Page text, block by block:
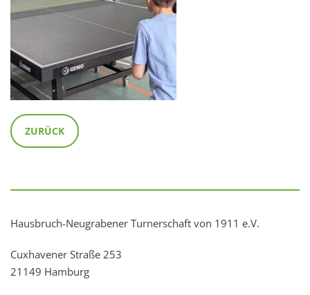
ZURÜCK
Hausbruch-Neugrabener Turnerschaft von 1911 e.V.
Cuxhavener Straße 253
21149 Hamburg